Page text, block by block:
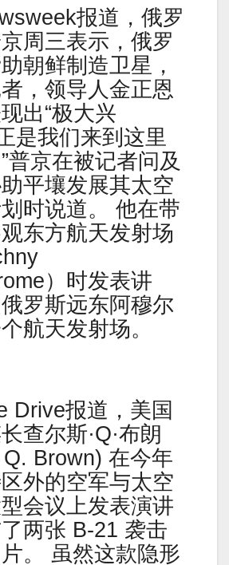
报道，俄罗
周三表示，俄罗
朝鲜制造卫星，
，领导人金正恩
出“极大兴
是我们来到这里
普京在被记者问及
平壤发展其太空
时说道。 他在带
东方航天发射场
）时发表讲
罗斯远东阿穆尔
航天发射场。
Drive报道，美国
查尔斯·Q·布朗
Brown) 在今年
外的空军与太空
会议上发表演讲
两张 B-21 袭击
。 虽然这款隐形